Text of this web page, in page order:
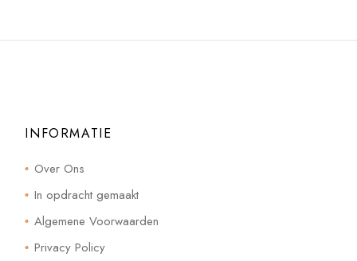
INFORMATIE
Over Ons
In opdracht gemaakt
Algemene Voorwaarden
Privacy Policy